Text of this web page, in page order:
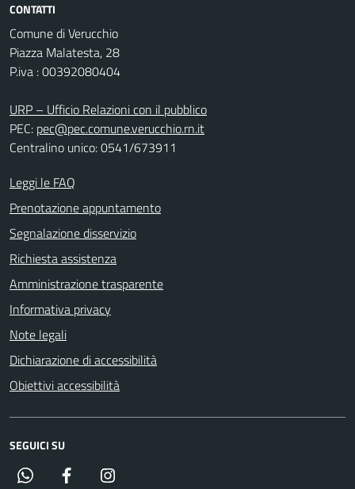
CONTATTI
Comune di Verucchio
Piazza Malatesta, 28
P.iva : 00392080404
URP – Ufficio Relazioni con il pubblico
PEC: pec@pec.comune.verucchio.rn.it
Centralino unico: 0541/673911
Leggi le FAQ
Prenotazione appuntamento
Segnalazione disservizio
Richiesta assistenza
Amministrazione trasparente
Informativa privacy
Note legali
Dichiarazione di accessibilità
Obiettivi accessibilità
SEGUICI SU
Whatsapp Facebook